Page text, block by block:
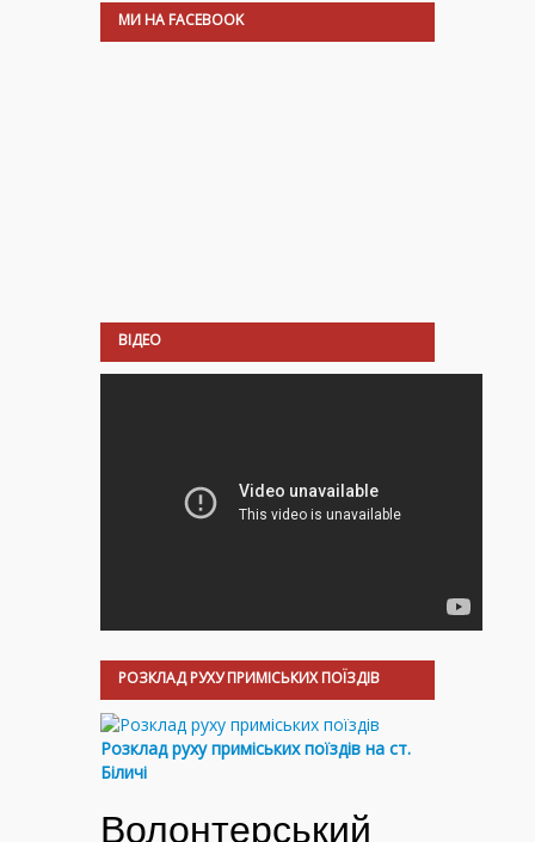
МИ НА FACEBOOK
ВІДЕО
РОЗКЛАД РУХУ ПРИМІСЬКИХ ПОЇЗДІВ
Розклад руху приміських поїздів на ст.
Біличі